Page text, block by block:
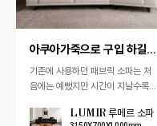
아쿠아가죽으로 구입 하길 잘 했어요.
기존에 사용하던 패브릭 소파는 처
음에는 예뻤지만 시간이 지날수록
료나 음식이라도 흘리면 신경이 너
LUMIR 루메르 소파